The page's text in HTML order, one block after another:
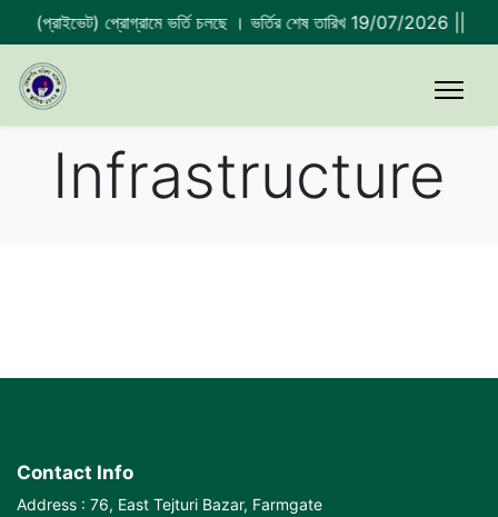
(প্রাইভেট) প্রোগ্রামে ভর্তি চলছে । ভর্তির শেষ তারিখ 19/07/2026 ||
Infrastructure
Contact Info
Address : 76, East Tejturi Bazar, Farmgate